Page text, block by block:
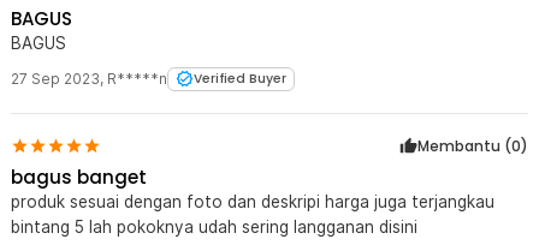
BAGUS
BAGUS
27 Sep 2023, R*****n Verified Buyer
Membantu (0)
bagus banget
produk sesuai dengan foto dan deskripi harga juga terjangkau
bintang 5 lah pokoknya udah sering langganan disini